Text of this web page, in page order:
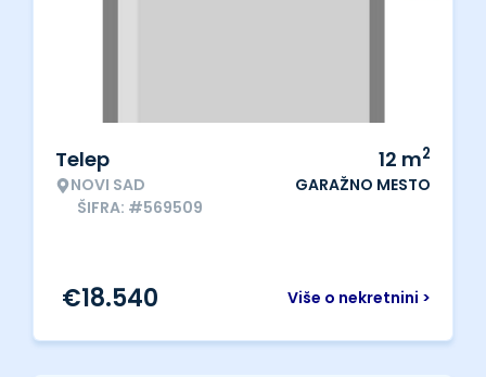
Telep
NOVI SAD
ŠIFRA: #569509
12 m2
GARAŽNO MESTO
Više o nekretnini >
€18.540